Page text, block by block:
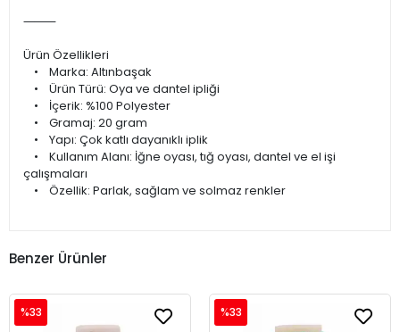
⸻
Ürün Özellikleri
• Marka: Altınbaşak
• Ürün Türü: Oya ve dantel ipliği
• İçerik: %100 Polyester
• Gramaj: 20 gram
• Yapı: Çok katlı dayanıklı iplik
• Kullanım Alanı: İğne oyası, tığ oyası, dantel ve el işi
çalışmaları
• Özellik: Parlak, sağlam ve solmaz renkler
Benzer Ürünler
%33 %33